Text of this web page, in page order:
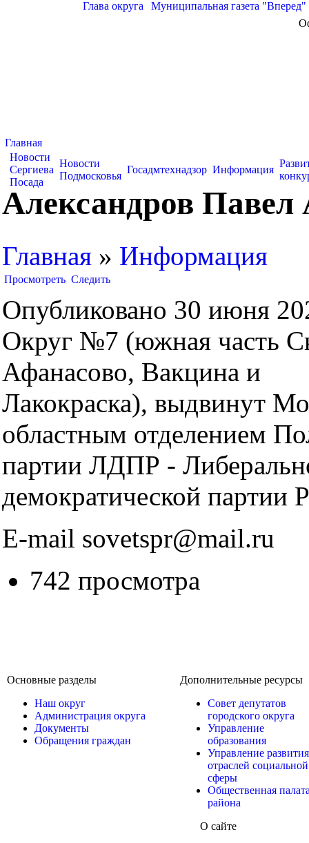
Глава округа Муниципальная газета "Вперед"
Главная
Новости
Сергиева
Посада
Новости
Подмосковья
Госадмтехнадзор Информация
Александров Павел
Главная » Информация
Просмотреть Следить
Опубликовано 30 июня
Округ №7 (южная часть
Афанасово, Вакцина и
Лакокраска), выдвинут
областным отделением
партии ЛДПР -
демократической партии
E-mail sovetspr@mail.ru
742 просмотра
Основные разделы
Наш округ
Администрация округа
Документы
Обращения граждан
Дополнительные ресурсы
Совет депутатов
городского округа
Управление
образования
Управление развития
отраслей социальной
сферы
Общественная
района
О сайте